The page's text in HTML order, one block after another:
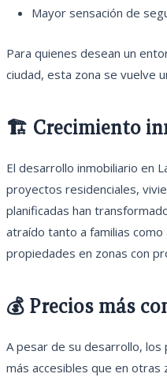
Mayor sensación de
Para quienes desean un
ciudad, esta zona se vuelve
🏗️ Crecimiento
El desarrollo inmobiliario en
proyectos residenciales,
planificadas han
atraído tanto a familias
propiedades en zonas con
💰 Precios más
A pesar de su desarrollo, los
más accesibles que en otras